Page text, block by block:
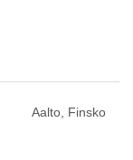
Aalto, Finsko